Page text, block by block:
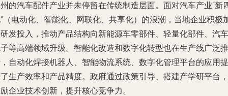
的汽车配件产业并未停留在传统制造层面。面对汽车产业“新
（电动化、智能化、网联化、共享化）的浪潮，当地企业积极
发投入，推动产品结构向新能源车零部件、轻量化部件、汽车
等高端领域升级。智能化改造和数字化转型也在生产线广泛推
自动化焊接机器人、智能物流系统、数字化管理平台的应用提
生产效率和产品精度。政府通过政策引导、搭建产学研平台，
企业技术创新，提升核心竞争力。